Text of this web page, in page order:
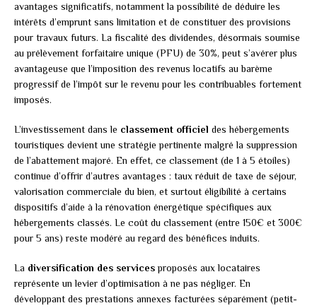
avantages significatifs, notamment la possibilité de déduire les
intérêts d’emprunt sans limitation et de constituer des provisions
pour travaux futurs. La fiscalité des dividendes, désormais soumise
au prélèvement forfaitaire unique (PFU) de 30%, peut s’avérer plus
avantageuse que l’imposition des revenus locatifs au barème
progressif de l’impôt sur le revenu pour les contribuables fortement
imposés.
L’investissement dans le classement officiel des hébergements
touristiques devient une stratégie pertinente malgré la suppression
de l’abattement majoré. En effet, ce classement (de 1 à 5 étoiles)
continue d’offrir d’autres avantages : taux réduit de taxe de séjour,
valorisation commerciale du bien, et surtout éligibilité à certains
dispositifs d’aide à la rénovation énergétique spécifiques aux
hébergements classés. Le coût du classement (entre 150€ et 300€
pour 5 ans) reste modéré au regard des bénéfices induits.
La diversification des servicesproposés aux locataires
représente un levier d’optimisation à ne pas négliger. En
développant des prestations annexes facturées séparément (petit-